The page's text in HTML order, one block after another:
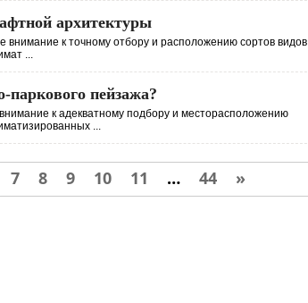
архитектуры
к точному отбору и расположению сортов видов
...
паркового пейзажа?
к адекватному подбору и месторасположению
...
7 8 9 10 11 … 44 »